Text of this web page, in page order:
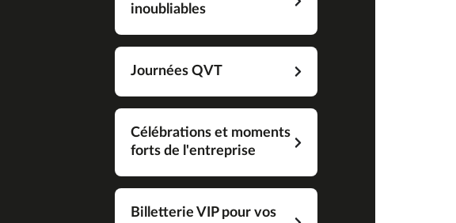
inoubliables
Journées QVT
Célébrations et moments
forts de l'entreprise
Billetterie VIP pour vos